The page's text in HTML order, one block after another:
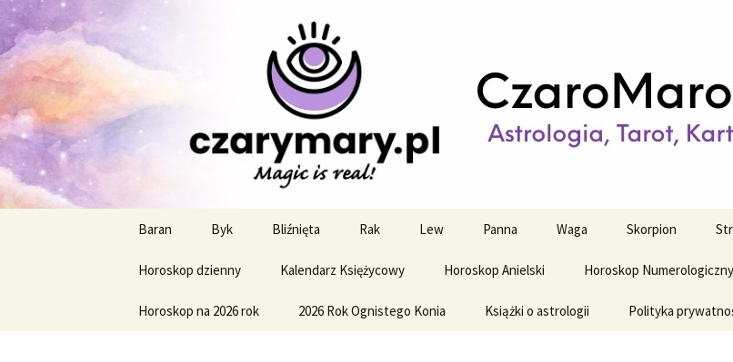
CzaroMarowy
miesięczny i
Profesjonalne przepowiednie astrologiczne
treści
Baran Byk Bliźnięta Rak Lew Panna Waga Skorpion
Horoskop dzienny Kalendarz Księżycowy Horoskop Anielski Horoskop Numerologiczny
Horoskop na 2026 rok 2026 Rok Ognistego Konia Książki o astrologii Polityka